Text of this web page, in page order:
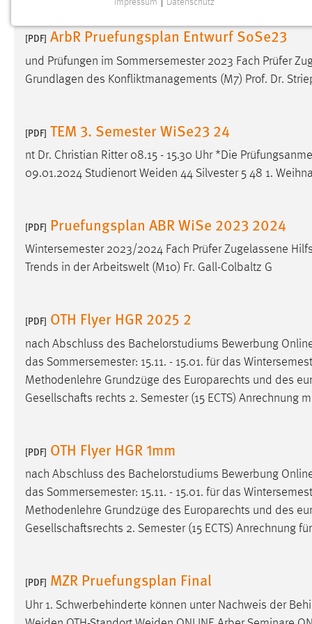
[PDF] ArbR Pruefungsplan Entwurf SoSe23
und Prüfungen im Sommersemester 2023 Fach Prüfer
Grundlagen des Konfliktmanagements (M7) Prof. Dr.
[PDF] TEM 3. Semester WiSe23 24
nt Dr. Christian Ritter 08.15 - 15.30 Uhr *Die
09.01.2024 Studienort Weiden 44 Silvester 5 48 1.
[PDF] Pruefungsplan ABR WiSe 2023 2024
Wintersemester 2023/2024 Fach Prüfer Zugelassene
Trends in der Arbeitswelt (M10) Fr. Gall-Colbaltz G
[PDF] OTH Flyer HGR 2025 2
nach Abschluss des Bachelorstudiums Bewerbung
das Sommersemester: 15.11. - 15.01. für das
Methodenlehre Grundzüge des Europarechts und des
Gesellschafts rechts 2. Semester (15 ECTS) Anrechnung
[PDF] OTH Flyer HGR 1mm
nach Abschluss des Bachelorstudiums Bewerbung
das Sommersemester: 15.11. - 15.01. für das
Methodenlehre Grundzüge des Europarechts und des
Gesellschaftsrechts 2. Semester (15 ECTS) Anrechnung
[PDF] MZR Pruefungsplan Final
Uhr 1. Schwerbehinderte können unter Nachweis der
Notwendige Cookies ermöglichen grundlegende
Website erforderlich.
Name: cookie_consent
Zweck:
Dieser Cookie speichert die
ausgewählten Einverständnis-Optionen
Performance
in diesem Cookie gespeichert, ob man
eingeloggt ist.
Sprachpräferenz
site-language-preference
Sprache der Website.
Cookie Laufzeit: 30 Tage
Chat
5e9dbeb1811c0446
Zweck:
Wird benötigt um die Chatfunktion
Impressum Datenschutz